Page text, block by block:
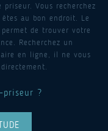
priseur. Vous recherchez
au bon endroit. Le
de trouver votre
Recherchez un
en ligne, il ne vous
priseur ?